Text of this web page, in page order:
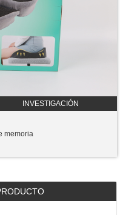
INVESTIGACIÓN
memoria